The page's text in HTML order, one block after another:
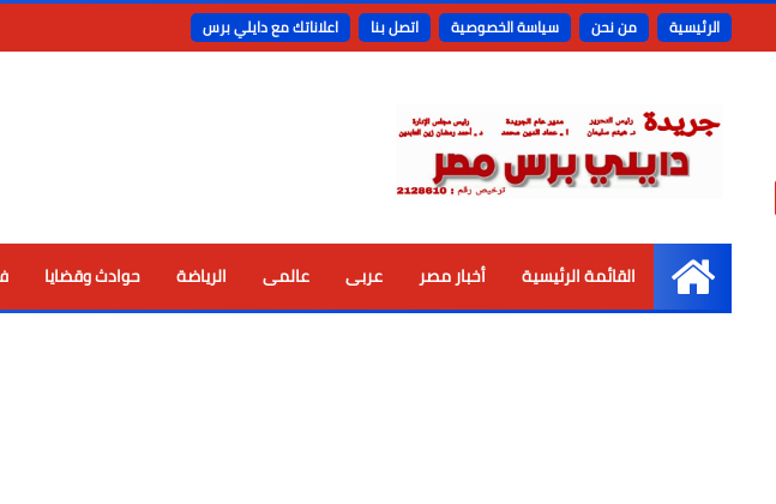
الرئيسية من نحن سياسة الخصوصية اتصل بنا اعلاناتك مع دايلي برس
الرئيسية
القائمة الرئيسية أخبار مصر عربى عالمى الرياضة حوادث وقضايا